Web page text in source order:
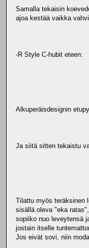
Samalla tekaisin
ajoa kestää vaikka
-R Style C-hubit eteen:
Alkuperäisdesignin
Ja siitä sitten tekaistu
Tilattu myös teräksinen
sisällä oleva "eka
sopiiko nuo leveytensä
jostain itselle
Jos eivät sovi, niin